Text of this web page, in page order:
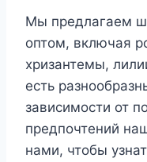
Мы предлагаем
оптом, включая
хризантемы,
есть
зависимости от
предпочтений
нами, чтобы